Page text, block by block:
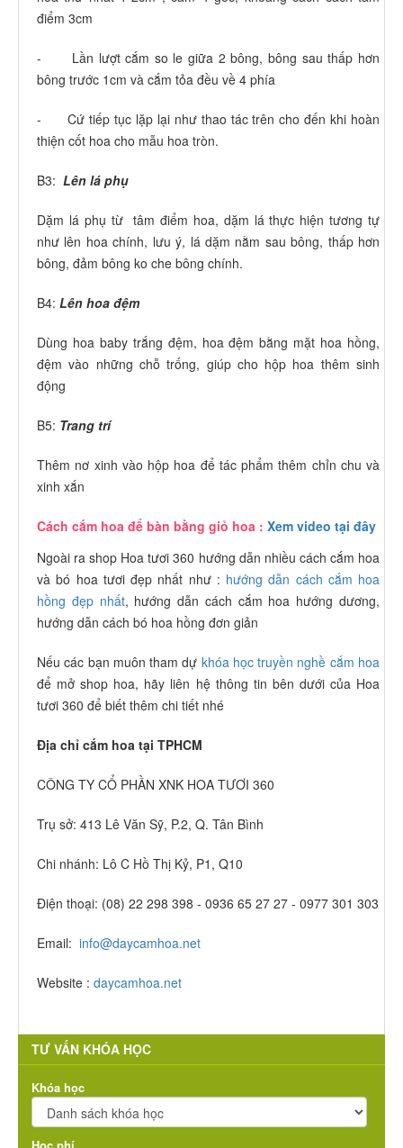
điểm 3cm
- Lần lượt cắm so le giữa 2 bông, bông sau thấp hơn
bông trước 1cm và cắm tỏa đều về 4 phía
- Cứ tiếp tục lặp lại như thao tác trên cho đến khi hoàn
thiện cốt hoa cho mẫu hoa tròn.
B3: Lên lá phụ
Dặm lá phụ từ tâm điểm hoa, dặm lá thực hiện tương tự
như lên hoa chính, lưu ý, lá dặm nằm sau bông, thấp hơn
bông, đảm bông ko che bông chính.
B4: Lên hoa đệm
Dùng hoa baby trắng đệm, hoa đệm bằng mặt hoa hồng,
đệm vào những chỗ trống, giúp cho hộp hoa thêm sinh
động
B5: Trang trí
Thêm nơ xinh vào hộp hoa để tác phẩm thêm chỉn chu và
xinh xắn
Cách cắm hoa để bàn bằng giỏ hoa : Xem video tại đây
Ngoài ra shop Hoa tươi 360 hướng dẫn nhiều cách cắm hoa
và bó hoa tươi đẹp nhất như : hướng dẫn cách cắm hoa
hồng đẹp nhất, hướng dẫn cách cắm hoa hướng dương,
hướng dẫn cách bó hoa hồng đơn giản
Nếu các bạn muôn tham dự khóa học truyền nghề cắm hoa
để mở shop hoa, hãy liên hệ thông tin bên dưới của Hoa
tươi 360 để biết thêm chi tiết nhé
Địa chỉ cắm hoa tại TPHCM
CÔNG TY CỔ PHẦN XNK HOA TƯƠI 360
Trụ sở: 413 Lê Văn Sỹ, P.2, Q. Tân Bình
Chi nhánh: Lô C Hồ Thị Kỷ, P1, Q10
Điện thoại: (08) 22 298 398 - 0936 65 27 27 - 0977 301 303
Email: info@daycamhoa.net
Website : daycamhoa.net
TƯ VẤN KHÓA HỌC
Khóa học